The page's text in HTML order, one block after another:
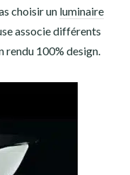
choisir un luminaire
associe différents
rendu 100% design.